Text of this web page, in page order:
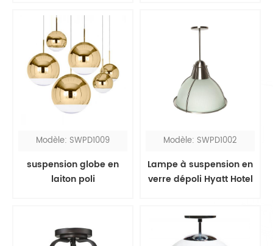
Modèle: SWPD1009
suspension globe en
laiton poli
Modèle: SWPD1002
Lampe à suspension en
verre dépoli Hyatt Hotel